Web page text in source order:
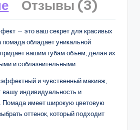
Отзывы (3)
— это ваш секрет для красивых
обладает уникальной
вашим губам объем, делая их
и соблазнительными.
и чувственный макияж,
вашу индивидуальность и
Помада имеет широкую цветовую
оттенок, который подходит